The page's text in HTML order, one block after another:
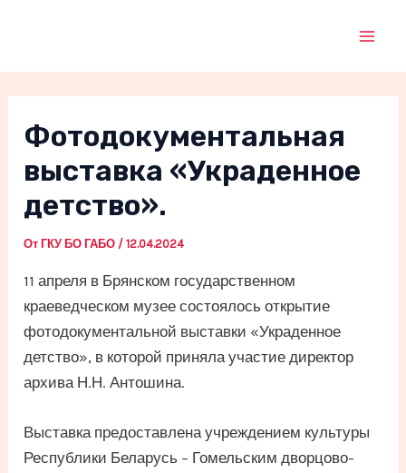
Фотодокументальная
выставка «Украденное
детство».
От ГКУ БО ГАБО /12.04.2024
11 апреля в Брянском государственном
краеведческом музее состоялось открытие
фотодокументальной выставки «Украденное
детство», в которой приняла участие директор
архива Н.Н. Антошина.
Выставка предоставлена учреждением культуры
Республики Беларусь – Гомельским дворцово-